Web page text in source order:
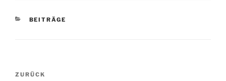
KATEGORIEN
BEITRÄGE
Beitragsnavigation
Vorheriger
ZURÜCK